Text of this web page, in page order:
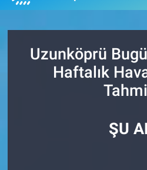
Uzunköprü
Haftalık
ŞU
Ekonomi
Elazığ
Trafik Durumu
Süper Lig Puan Durumu
Son Dakika Haberleri